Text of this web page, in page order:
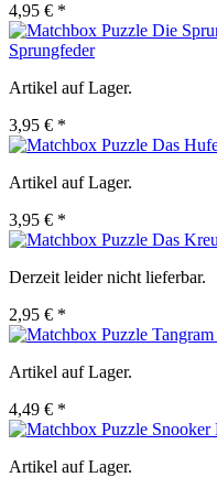
4,95 € *
Sprungfeder
Artikel auf Lager.
3,95 € *
Artikel auf Lager.
3,95 € *
Derzeit leider nicht lieferbar.
2,95 € *
Artikel auf Lager.
4,49 € *
Artikel auf Lager.